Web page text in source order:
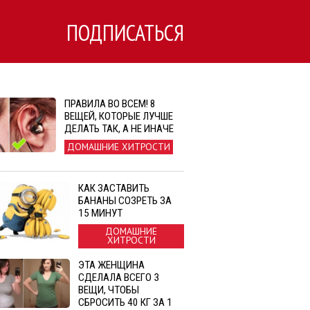
ПОДПИСАТЬСЯ
ПРАВИЛА ВО ВСЕМ! 8
ВЕЩЕЙ, КОТОРЫЕ ЛУЧШЕ
ДЕЛАТЬ ТАК, А НЕ ИНАЧЕ
ДОМАШНИЕ ХИТРОСТИ
КАК ЗАСТАВИТЬ
БАНАНЫ СОЗРЕТЬ ЗА
15 МИНУТ
ДОМАШНИЕ
ХИТРОСТИ
ЭТА ЖЕНЩИНА
СДЕЛАЛА ВСЕГО 3
ВЕЩИ, ЧТОБЫ
СБРОСИТЬ 40 КГ ЗА 1